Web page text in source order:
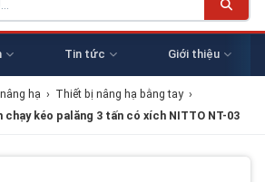
Tin tức Giới thiệu
hạ › Thiết bị nâng hạ bằng tay ›
chạy kéo palăng 3 tấn có xích NITTO NT-03